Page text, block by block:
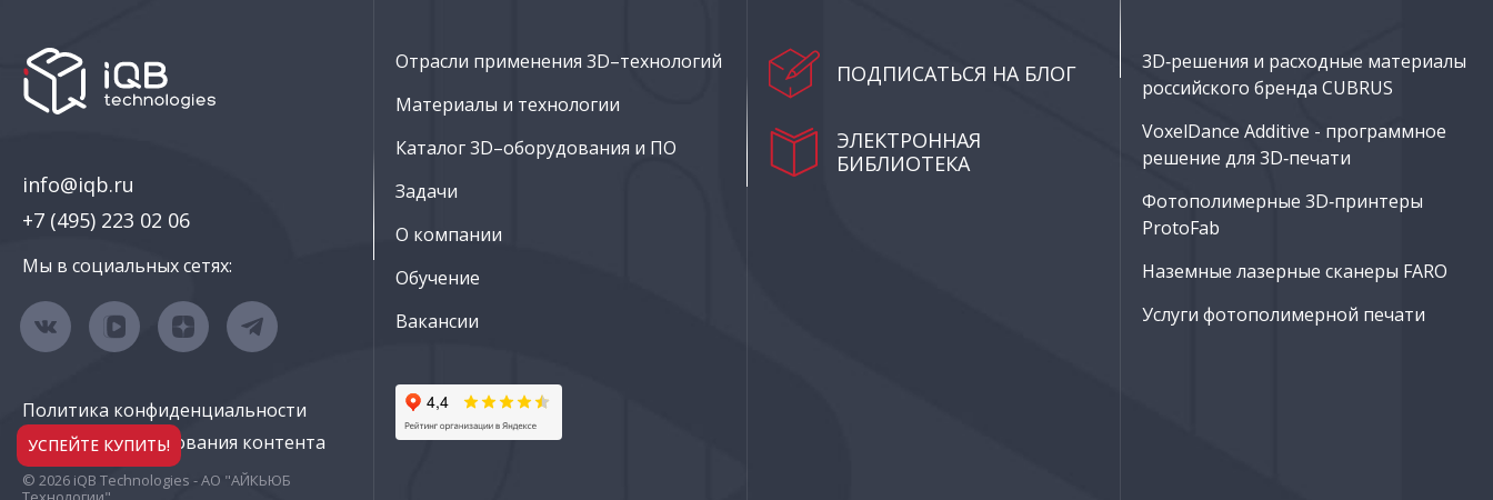
УСПЕЙТЕ КУПИТЬ!
info@iqb.ru
+7 (495) 223 02 06
Мы в социальных сетях:
Политика конфиденциальности
Правила использования контента
© 2026 iQB Technologies - АО "АЙКЬЮБ
Отрасли применения 3D–технологий
Материалы и технологии
Каталог 3D–оборудования и ПО
Задачи
О компании
Обучение
Вакансии
ПОДПИСАТЬСЯ НА БЛОГ
ЭЛЕКТРОННАЯ
БИБЛИОТЕКА
3D‑решения и расходные материалы
российского бренда CUBRUS
VoxelDance Additive - программное
решение для 3D‑печати
Фотополимерные 3D‑принтеры
ProtoFab
Наземные лазерные сканеры FARO
Услуги фотополимерной печати